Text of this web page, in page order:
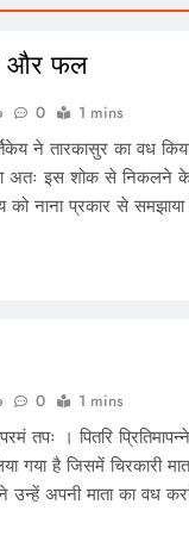
और फल
0 1 mins
ने तारकासुर का वध
अतः इस शोक से निकलने के
को नाना प्रकार से
0 1 mins
परमं तपः । पितरि
गया है जिसमें चिरकारी
अपनी माता का वध